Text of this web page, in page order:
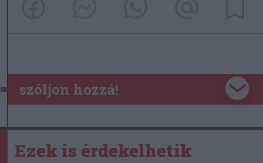
szóljon hozzá!
Ezek is érdekelhetik